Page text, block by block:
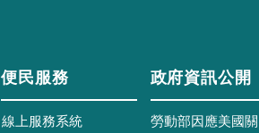
便民服務
線上服務系統
政府資訊公開
勞動部因應美國關